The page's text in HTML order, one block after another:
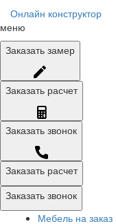
Онлайн конструктор
меню
Заказать замер
Заказать расчет
Заказать звонок
Заказать расчет
Заказать звонок
Мебель на заказ